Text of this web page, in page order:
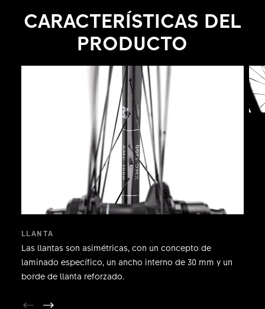
CARACTERÍSTICAS DEL
PRODUCTO
LLANTA
Las llantas son asimétricas, con un concepto de
laminado específico, un ancho interno de 30 mm y un
borde de llanta reforzado.